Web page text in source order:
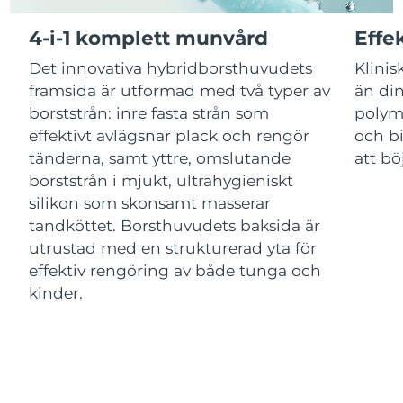
4-i-1 komplett munvård
Det innovativa hybridborsthuvudets
framsida är utformad med två typer av
borststrån: inre fasta strån som
effektivt avlägsnar plack och rengör
tänderna, samt yttre, omslutande
borststrån i mjukt, ultrahygieniskt
silikon som skonsamt masserar
tandköttet. Borsthuvudets baksida är
utrustad med en strukturerad yta för
effektiv rengöring av både tunga och
kinder.
än
och
att
Macao SAR Förväntad leverans 8/14/26
Malaysia Förväntad leverans 8/15/26
Malta 8/12/26
Mexiko Förväntad leverans 8/16/26
Monaco Förväntad leverans
Nederländerna Förväntad leverans
Nya Zeeland